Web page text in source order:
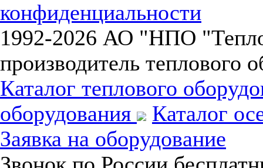
конфиденциальности
1992-2026 АО "НПО
производитель теплового
Каталог теплового
оборудования
Каталог
Заявка на оборудование